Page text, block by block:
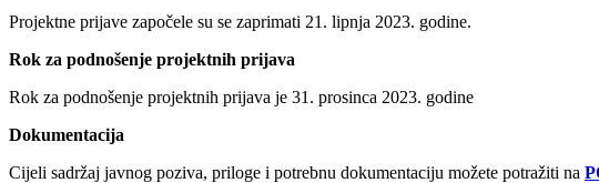
Projektne prijave započele su se zaprimati 21. lipnja 2023. godine.
Rok za podnošenje projektnih prijava
Rok za podnošenje projektnih prijava je 31. prosinca 2023. godine
Dokumentacija
Cijeli sadržaj javnog poziva, priloge i potrebnu dokumentaciju možete potražiti na